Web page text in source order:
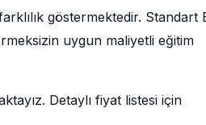
göstermektedir. Standart
uygun maliyetli eğitim
Detaylı fiyat listesi için